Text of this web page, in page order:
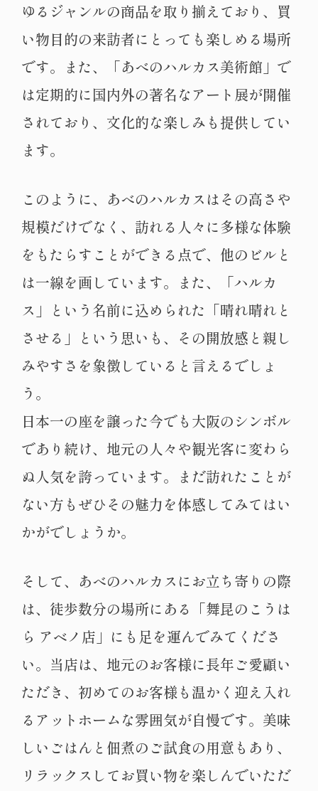
ゆるジャンルの商品を取り揃えており、買
い物目的の来訪者にとっても楽しめる場所
です。また、「あべのハルカス美術館」で
は定期的に国内外の著名なアート展が開催
されており、文化的な楽しみも提供してい
ます。
このように、あべのハルカスはその高さや
規模だけでなく、訪れる人々に多様な体験
をもたらすことができる点で、他のビルと
は一線を画しています。また、「ハルカ
ス」という名前に込められた「晴れ晴れと
させる」という思いも、その開放感と親し
みやすさを象徴していると言えるでしょ
う。
日本一の座を譲った今でも大阪のシンボル
であり続け、地元の人々や観光客に変わら
ぬ人気を誇っています。まだ訪れたことが
ない方もぜひその魅力を体感してみてはい
かがでしょうか。
そして、あべのハルカスにお立ち寄りの際
は、徒歩数分の場所にある「舞昆のこうは
ら アベノ店」にも足を運んでみてくださ
い。当店は、地元のお客様に長年ご愛顧い
ただき、初めてのお客様も温かく迎え入れ
るアットホームな雰囲気が自慢です。美味
しいごはんと佃煮のご試食の用意もあり、
リラックスしてお買い物を楽しんでいただ